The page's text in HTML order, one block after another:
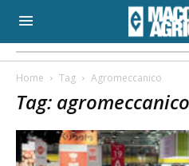
Home Tag Agromeccanico
Tag: agromeccanico